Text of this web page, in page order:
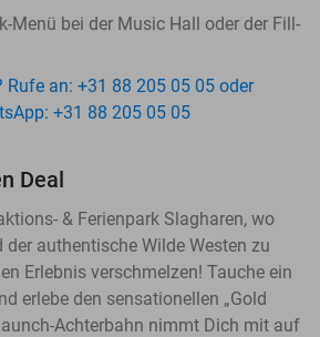
Menü bei der Music Hall oder der Fill-
Rufe an: +31 88 205 05 05 oder
+31 88 205 05 05
Deal
& Ferienpark Slagharen, wo
der authentische Wilde Westen zu
Erlebnis verschmelzen! Tauche ein
erlebe den sensationellen „Gold
Achterbahn nimmt Dich mit auf